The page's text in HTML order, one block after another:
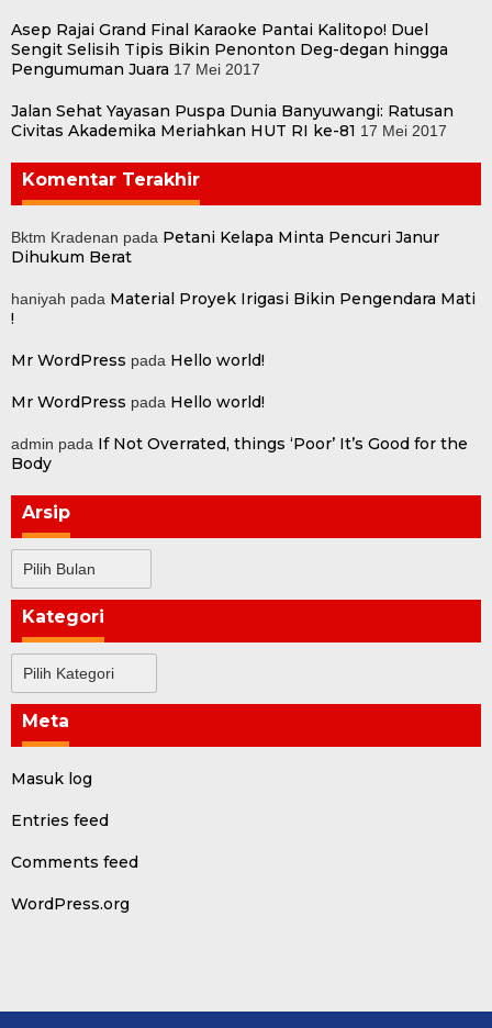
Asep Rajai Grand Final Karaoke Pantai Kalitopo! Duel
Sengit Selisih Tipis Bikin Penonton Deg-degan hingga
Pengumuman Juara 17 Mei 2017
Jalan Sehat Yayasan Puspa Dunia Banyuwangi: Ratusan
Civitas Akademika Meriahkan HUT RI ke-81 17 Mei 2017
Komentar Terakhir
Bktm Kradenan pada Petani Kelapa Minta Pencuri Janur
Dihukum Berat
haniyah pada Material Proyek Irigasi Bikin Pengendara Mati
!
Mr WordPress pada Hello world!
Mr WordPress pada Hello world!
admin pada If Not Overrated, things ‘Poor’ It’s Good for the
Body
Arsip
Kategori
Meta
Masuk log
Entries feed
Comments feed
WordPress.org